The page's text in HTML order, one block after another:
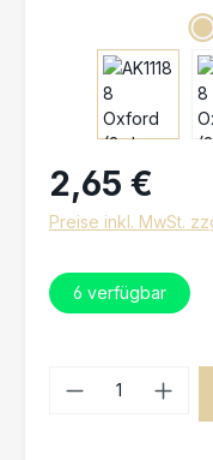
2,65 €
Preise inkl. MwSt.
6 verfügbar
Produkt